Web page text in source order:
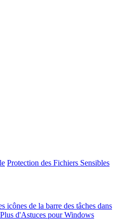
Protection des Fichiers Sensibles
icônes de la barre des tâches dans
d'Astuces pour Windows